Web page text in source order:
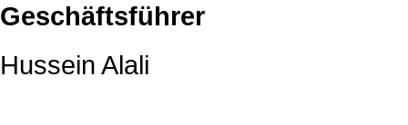
Geschäftsführer
Hussein Alali